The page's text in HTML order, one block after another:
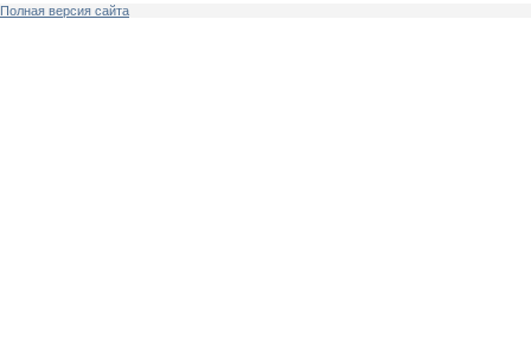
Полная версия сайта